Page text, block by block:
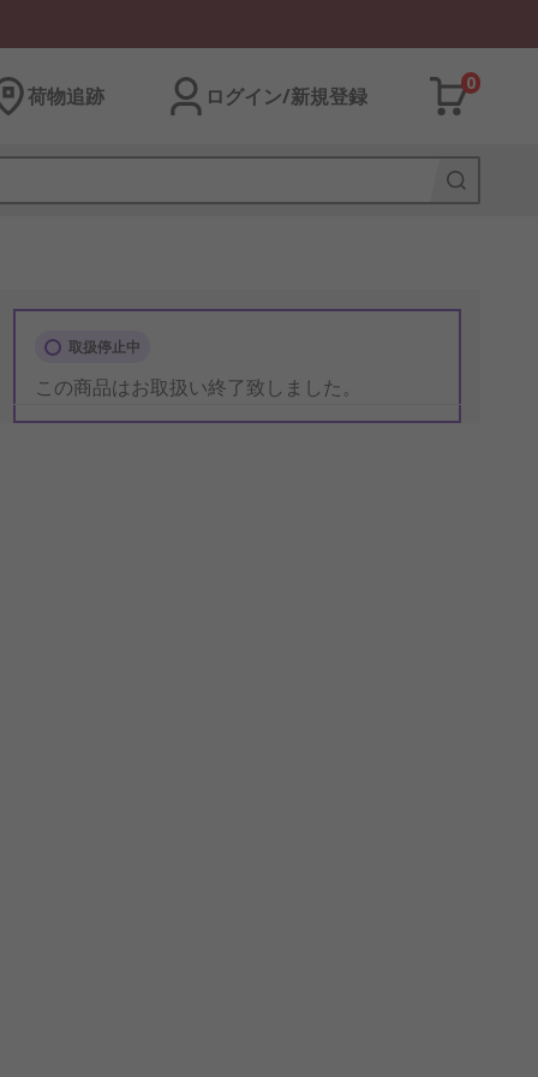
荷物追跡 ログイン/新規登録
0
取扱停止中
この商品はお取扱い終了致しました。